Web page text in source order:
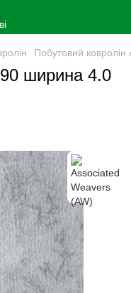
Побутовий
ширина 4.0